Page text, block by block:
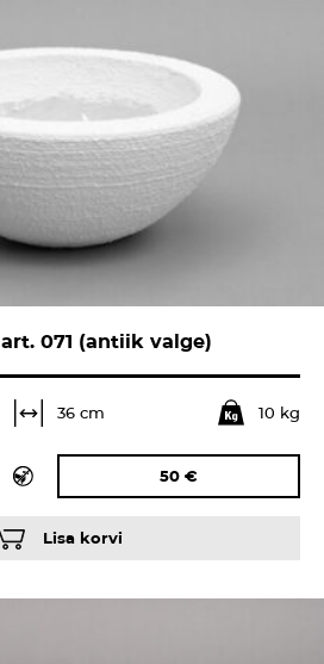
071 (antiik valge)
36 cm 10 kg
50 €
Lisa korvi